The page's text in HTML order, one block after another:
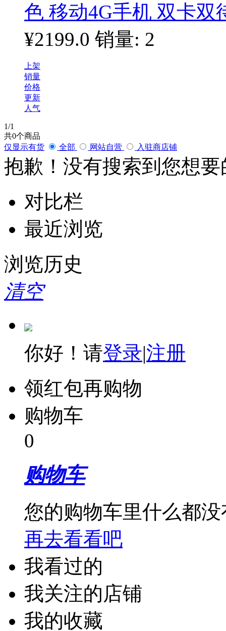
色 移动4G手机 双卡双
¥2199.0 销量: 2
上架
销量
价格
更新
人气
1/1
共0个商品
仅显示有货
全部 网站自营 入驻商店铺
抱歉！没有搜索到您想
对比栏
最近浏览
浏览历史
清空
你好！请登录|注册
领红包再购物
购物车
0
购物车
您的购物车里什么都没
再去看看吧
我看过的
我关注的店铺
我的收藏